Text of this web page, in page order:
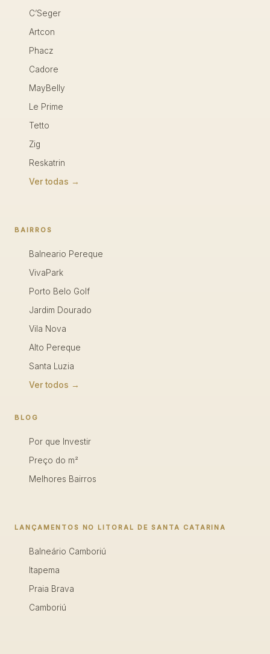
C’Seger
Artcon
Phacz
Cadore
MayBelly
Le Prime
Tetto
Zig
Reskatrin
Ver todas →
BAIRROS
Balneario Pereque
VivaPark
Porto Belo Golf
Jardim Dourado
Vila Nova
Alto Pereque
Santa Luzia
Ver todos →
BLOG
Por que Investir
Preço do m²
Melhores Bairros
LANÇAMENTOS NO LITORAL DE SANTA CATARINA
Balneário Camboriú
Itapema
Praia Brava
Camboriú